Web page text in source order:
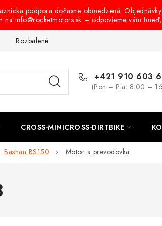
podpora dočasne obmedzená.
na info@rocketmotors.sk – odpovieme vám
Rozbalené, zánovné a použité produkty
+421 910 603
(Pon – Pia: 8:00 –
CROSS-MINICROSS-DIRTBIKE
Bashan BS150 Motor a prevodovka